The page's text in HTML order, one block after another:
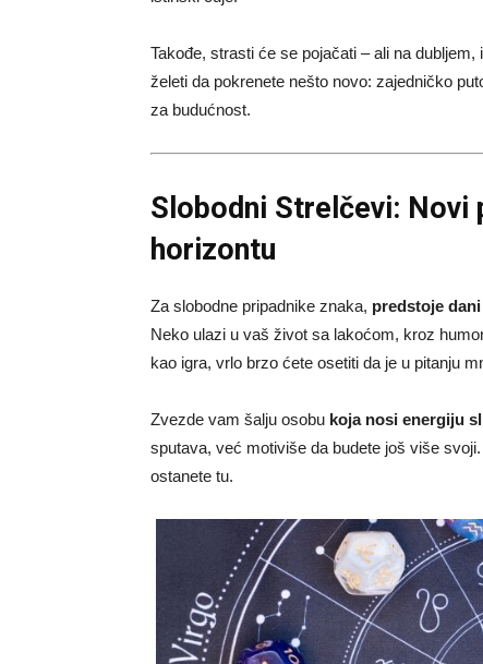
Takođe, strasti će se pojačati – ali na
želeti da pokrenete nešto novo: zajedničko
za budućnost.
Slobodni Strelčevi: Novi
horizontu
Za slobodne pripadnike znaka, predstoje
Neko ulazi u vaš život sa lakoćom, kroz
kao igra, vrlo brzo ćete osetiti da je u pitanju
Zvezde vam šalju osobu koja nosi energiju
sputava, već motiviše da budete još više
ostanete tu.